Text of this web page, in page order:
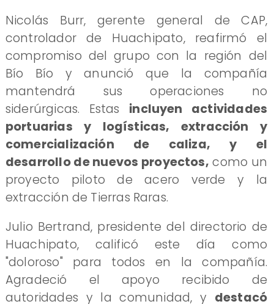
Nicolás Burr, gerente general de CAP,
controlador de Huachipato, reafirmó el
compromiso del grupo con la región del
Bío Bío y anunció que la compañía
mantendrá sus operaciones no
siderúrgicas. Estas incluyen actividades
portuarias y logísticas, extracción y
comercialización de caliza, y el
desarrollo de nuevos proyectos, como un
proyecto piloto de acero verde y la
extracción de Tierras Raras.
Julio Bertrand, presidente del directorio de
Huachipato, calificó este día como
"doloroso" para todos en la compañía.
Agradeció el apoyo recibido de
autoridades y la comunidad, y destacó